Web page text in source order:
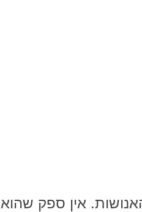
אין ספק שהוא